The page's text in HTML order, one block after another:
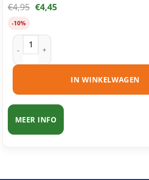
€4,95 €4,45
-10%
Brother LC980 Y inktcartridge geel
IN WINKELWAGEN
MEER INFO